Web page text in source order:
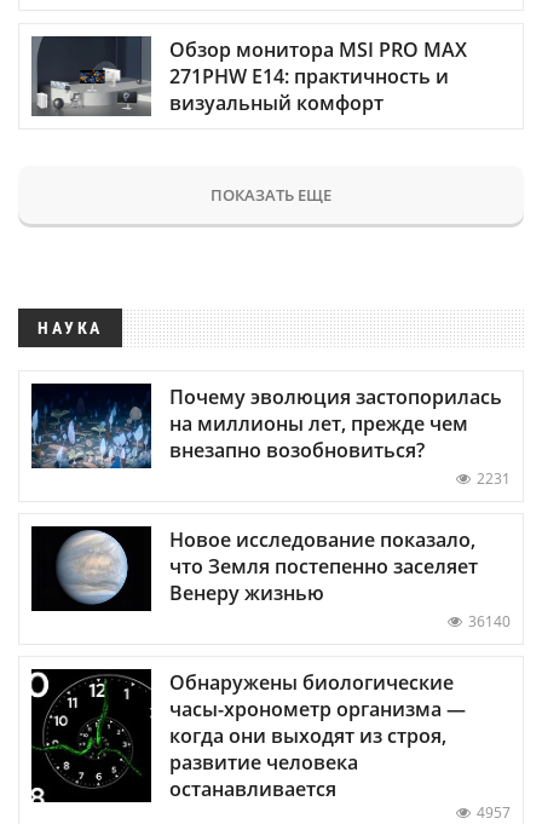
Обзор монитора MSI PRO MAX
271PHW E14: практичность и
визуальный комфорт
ПОКАЗАТЬ ЕЩЕ
НАУКА
Почему эволюция застопорилась
на миллионы лет, прежде чем
внезапно возобновиться?
2231
Новое исследование показало,
что Земля постепенно заселяет
Венеру жизнью
36140
Обнаружены биологические
часы-хронометр организма —
когда они выходят из строя,
развитие человека
останавливается
4957